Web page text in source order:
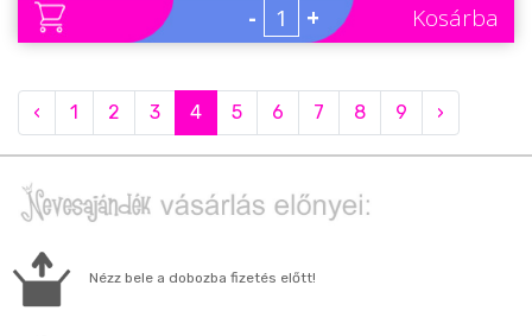
- + Kosárba
‹ 1 2 3 4 5 6 7 8 9 ›
Nézz bele a dobozba fizetés előtt!